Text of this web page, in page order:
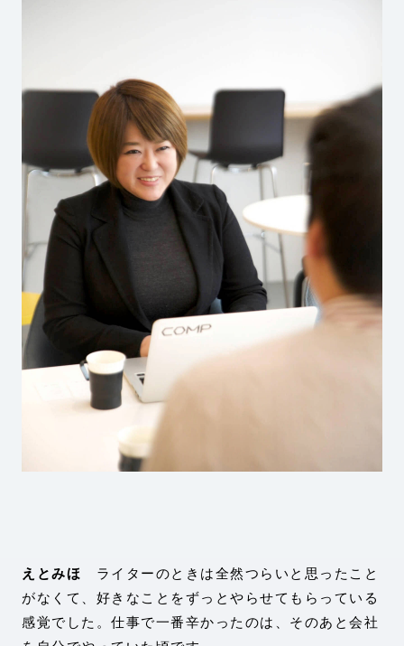
えとみほ
ライターのときは全然つらいと思ったこと
がなくて、好きなことをずっとやらせてもらっている
感覚でした。仕事で一番辛かったのは、そのあと会社